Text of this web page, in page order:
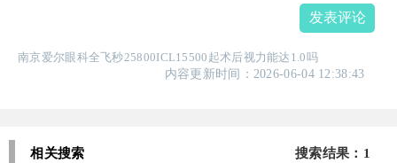
发表评论
南京爱尔眼科全飞秒25800ICL15500起术后视力能达1.0吗
内容更新时间：2026-06-04 12:38:43
相关搜索 搜索结果：1